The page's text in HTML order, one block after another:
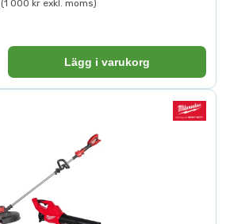
(1 000 kr exkl. moms)
Lägg i varukorg